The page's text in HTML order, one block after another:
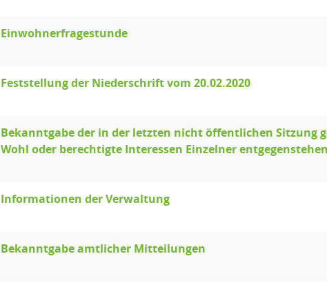
Einwohnerfragestunde
Feststellung der Niederschrift vom 20.02.2020
Bekanntgabe der in der letzten nicht öffentlichen Sitzung
Wohl oder berechtigte Interessen Einzelner entgegenstehen
Informationen der Verwaltung
Bekanntgabe amtlicher Mitteilungen